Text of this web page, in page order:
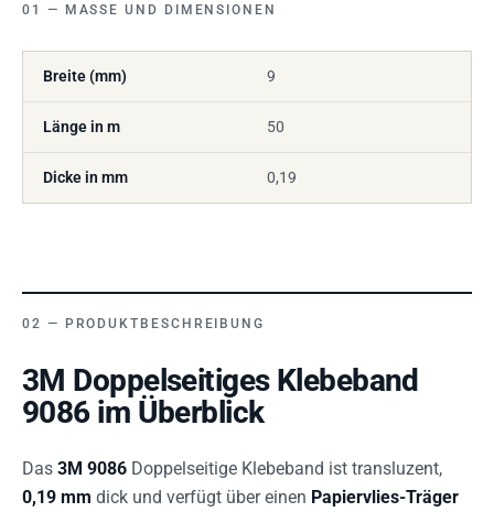
MASSE UND DIMENSIONEN
Breite (mm) 9
Länge in m 50
Dicke in mm 0,19
PRODUKTBESCHREIBUNG
3M Doppelseitiges Klebeband
9086 im Überblick
Das 3M 9086 Doppelseitige Klebeband ist transluzent,
0,19 mm dick und verfügt über einen Papiervlies-Träger